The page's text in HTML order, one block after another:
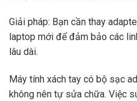
Giải pháp: Bạn cần thay
laptop mới để đảm bảo các
lâu dài.
Máy tính xách tay có bộ sạc
không nên tự sửa chữa. Việc